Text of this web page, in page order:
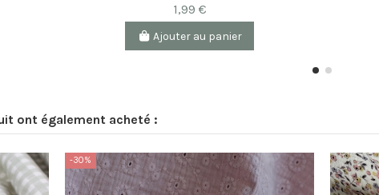
1,99 €
Ajouter au panier
ont également acheté :
-30%